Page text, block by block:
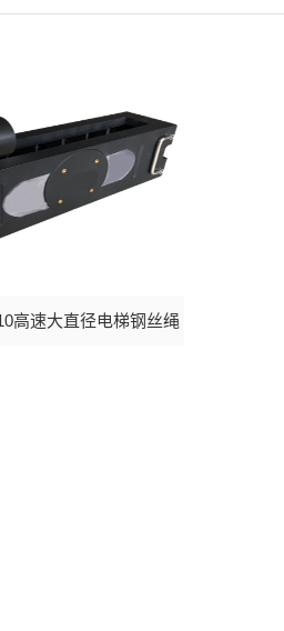
高速大直径电梯钢丝绳